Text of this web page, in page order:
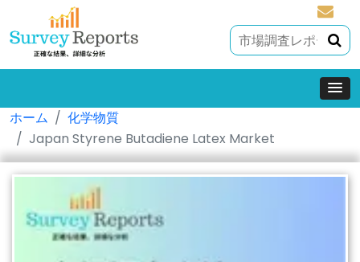
ホーム
化学物質
Japan Styrene Butadiene Latex Market